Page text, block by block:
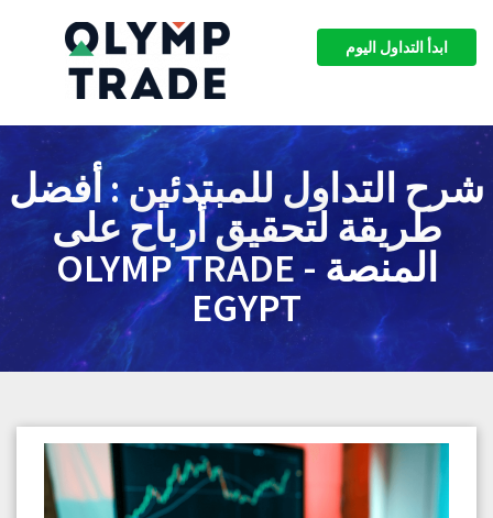
ابدأ التداول اليوم
شرح التداول للمبتدئين : أفضل
طريقة لتحقيق أرباح على
المنصة - OLYMP TRADE
EGYPT